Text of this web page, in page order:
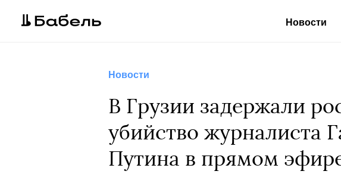
Новости
Новости
В Грузии задержали
убийство журналиста
Путина в прямом